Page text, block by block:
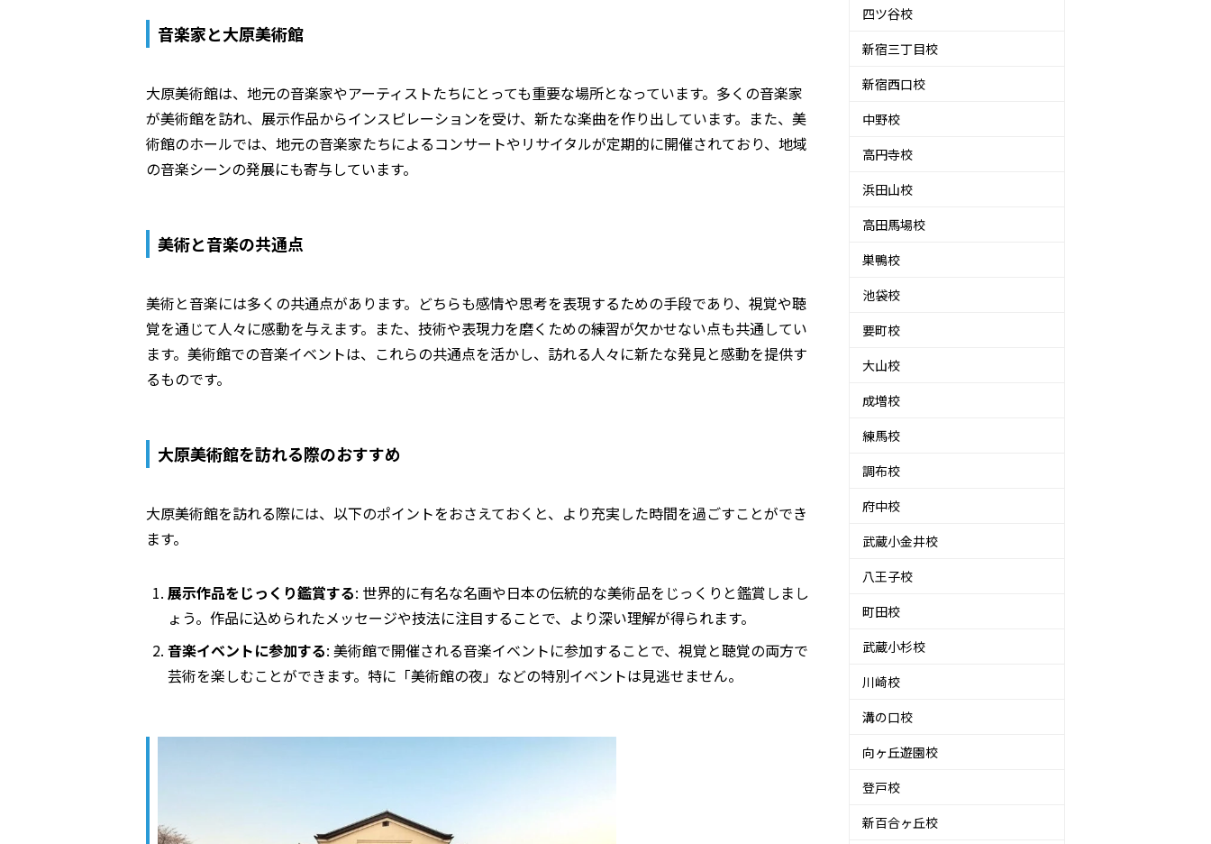
音楽家と大原美術館
大原美術館は、地元の音楽家やアーティストたちにとっても重要な場所となっています。多くの音楽家
が美術館を訪れ、展示作品からインスピレーションを受け、新たな楽曲を作り出しています。また、美
術館のホールでは、地元の音楽家たちによるコンサートやリサイタルが定期的に開催されており、地域
の音楽シーンの発展にも寄与しています。
美術と音楽の共通点
美術と音楽には多くの共通点があります。どちらも感情や思考を表現するための手段であり、視覚や聴
覚を通じて人々に感動を与えます。また、技術や表現力を磨くための練習が欠かせない点も共通してい
ます。美術館での音楽イベントは、これらの共通点を活かし、訪れる人々に新たな発見と感動を提供す
るものです。
大原美術館を訪れる際のおすすめ
大原美術館を訪れる際には、以下のポイントをおさえておくと、より充実した時間を過ごすことができ
ます。
展示作品をじっくり鑑賞する: 世界的に有名な名画や日本の伝統的な美術品をじっくりと鑑賞しまし
ょう。作品に込められたメッセージや技法に注目することで、より深い理解が得られます。
音楽イベントに参加する: 美術館で開催される音楽イベントに参加することで、視覚と聴覚の両方で
芸術を楽しむことができます。特に「美術館の夜」などの特別イベントは見逃せません。
四ツ谷校
新宿三丁目校
新宿西口校
中野校
高円寺校
浜田山校
高田馬場校
巣鴨校
池袋校
要町校
大山校
成増校
練馬校
調布校
府中校
武蔵小金井校
八王子校
町田校
武蔵小杉校
川崎校
溝の口校
向ヶ丘遊園校
登戸校
新百合ヶ丘校